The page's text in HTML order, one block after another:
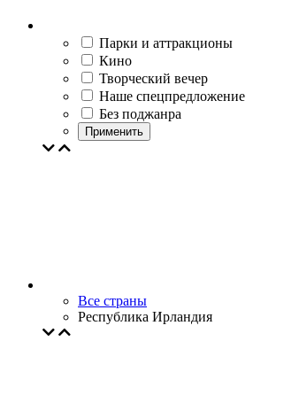
Парки и аттракционы
Кино
Творческий вечер
Наше спецпредложение
Без поджанра
Применить
Все страны
Республика Ирландия